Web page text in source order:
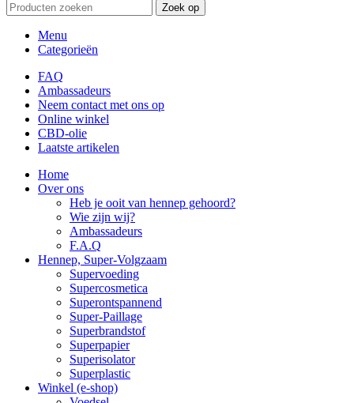
Zoek op
Menu
Categorieën
FAQ
Ambassadeurs
Neem contact met ons op
Online winkel
CBD-olie
Laatste artikelen
Home
Over ons
Heb je ooit van hennep gehoord?
Wie zijn wij?
Ambassadeurs
F.A.Q
Hennep, Super-Volgzaam
Supervoeding
Supercosmetica
Superontspannend
Super-Paillage
Superbrandstof
Superpapier
Superisolator
Superplastic
Winkel (e-shop)